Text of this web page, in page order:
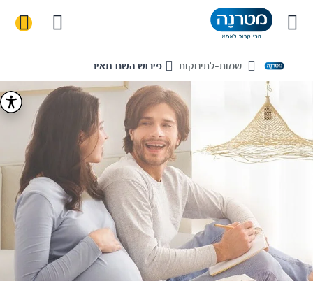
Home שמות-לתינוקות פירוש השם תאיר